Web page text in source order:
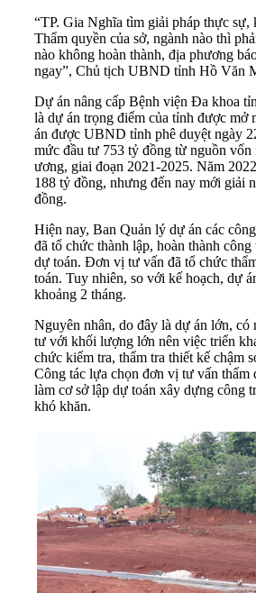
“TP. Gia Nghĩa tìm giải pháp thực sự,
Thẩm quyền của sở, ngành nào thì
nào không hoàn thành, địa phương
ngay”, Chủ tịch UBND tỉnh Hồ Văn
Dự án nâng cấp Bệnh viện Đa khoa
là dự án trọng điểm của tỉnh được mở
án được UBND tỉnh phê duyệt ngày
mức đầu tư 753 tỷ đồng từ nguồn vốn
ương, giai đoạn 2021-2025. Năm
188 tỷ đồng, nhưng đến nay mới giải
đồng.
Hiện nay, Ban Quản lý dự án các
đã tổ chức thành lập, hoàn thành công
dự toán. Đơn vị tư vấn đã tổ chức
toán. Tuy nhiên, so với kế hoạch, dự
khoảng 2 tháng.
Nguyên nhân, do đây là dự án lớn, có
tư với khối lượng lớn nên việc triển
chức kiểm tra, thẩm tra thiết kế chậm
Công tác lựa chọn đơn vị tư vấn thẩm
làm cơ sở lập dự toán xây dựng công
khó khăn.